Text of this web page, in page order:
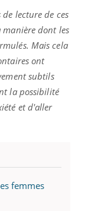
lecture de ces
manière dont les
Mais cela
ont
subtils
la possibilité
et d'aller
femmes